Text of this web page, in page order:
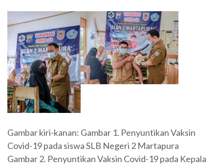
Gambar kiri-kanan: Gambar 1. Penyuntikan Vaksin
Covid-19 pada siswa SLB Negeri 2 Martapura
Gambar 2. Penyuntikan Vaksin Covid-19 pada Kepala